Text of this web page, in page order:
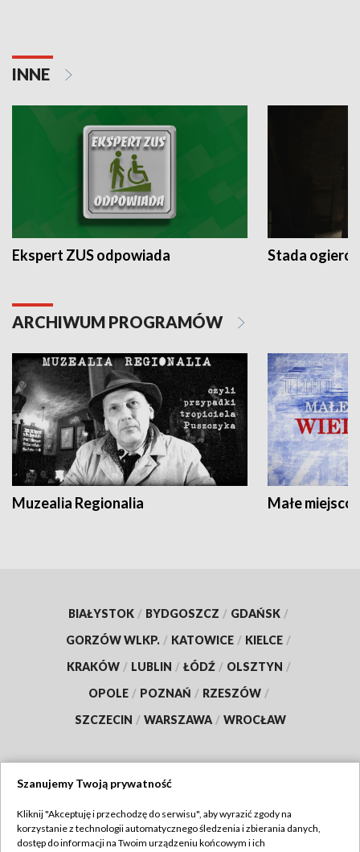
INNE
Ekspert ZUS odpowiada Stada
ARCHIWUM PROGRAMÓW
Muzealia Regionalia Małe
BIAŁYSTOK / BYDGOSZCZ / GDAŃSK /
GORZÓW WLKP. / KATOWICE / KIELCE /
KRAKÓW / LUBLIN / ŁÓDŹ / OLSZTYN /
OPOLE / POZNAŃ / RZESZÓW /
SZCZECIN / WARSZAWA / WROCŁAW
TVP
Szanujemy Twoją prywatność
Kliknij "Akceptuję i przechodzę do serwisu", aby wyrazić zgody na
korzystanie z technologii automatycznego śledzenia i zbierania danych,
dostęp do informacji na Twoim urządzeniu końcowym i ich